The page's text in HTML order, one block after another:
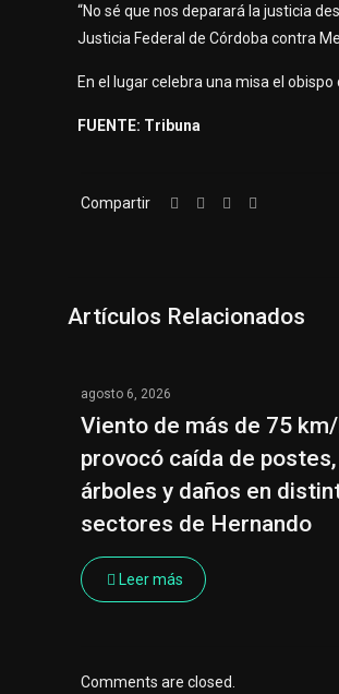
“No sé que nos deparará la justicia
Justicia Federal de Córdoba contra
En el lugar celebra una misa el
FUENTE: Tribuna
Compartir
Artículos Relacionados
agosto 6, 2026
Viento de más de 75
provocó caída de postes,
árboles y daños en
sectores de Hernando
Leer más
Comments are closed.